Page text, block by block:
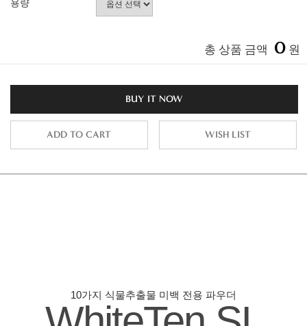
용량
총 상품 금액 0 원
BUY IT NOW
ADD TO CART WISH LIST
10가지 식물추출물 미백 전용 파우더